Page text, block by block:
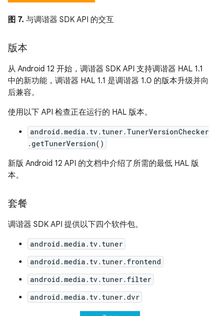
图 7. 与调谐器 SDK API 的交互
版本
从 Android 12 开始，调谐器 SDK API 支持调谐器 HAL 1.1
中的新功能，调谐器 HAL 1.1 是调谐器 1.0 的版本升级并向
后兼容。
使用以下 API 检查正在运行的 HAL 版本。
android.media.tv.tuner.TunerVersionChecker
.getTunerVersion()
新版 Android 12 API 的文档中介绍了所需的最低 HAL 版
本。
套餐
调谐器 SDK API 提供以下四个软件包。
android.media.tv.tuner
android.media.tv.tuner.frontend
android.media.tv.tuner.filter
android.media.tv.tuner.dvr